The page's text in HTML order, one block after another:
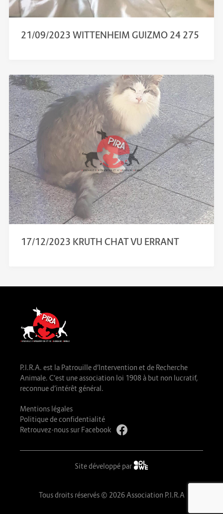
21/09/2023 WITTENHEIM GUIZMO 24 275
17/12/2023 KRUTH CHAT VU ERRANT
P.I.R.A. est la Patrouille d’Intervention et de Recherche
Animale. C’est une association loi 1908 à but non lucratif,
reconnue d’intérêt général.
Mentions légales
Politique de confidentialité
Retrouvez-nous sur Facebook
Site développé par
Tous droits réservés © 2026 Association P.I.R.A